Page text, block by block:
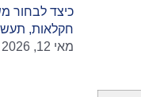
כיצד לבחור
חקלאות,
מאי 12, 2026